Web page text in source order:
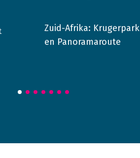
2017 Zuid-Afrika
Zuid-Afrika: Krugerpark
en Panoramaroute